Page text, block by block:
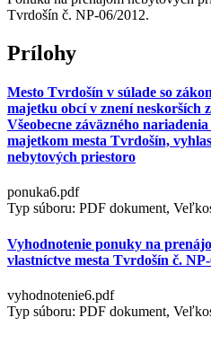
Tvrdošín č. NP-06/2012.
Prílohy
Mesto Tvrdošín v súlade so
majetku obcí v znení neskorších
Všeobecne záväzného
majetkom mesta Tvrdošín,
nebytových priestoro
ponuka6.pdf
Typ súboru: PDF dokument,
Vyhodnotenie ponuky na
vlastníctve mesta Tvrdošín č.
vyhodnotenie6.pdf
Typ súboru: PDF dokument,